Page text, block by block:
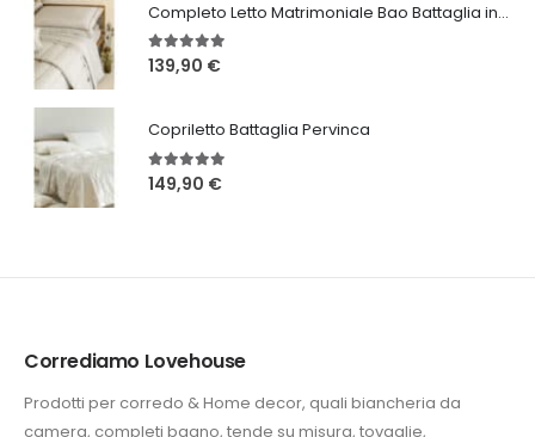
Completo Letto Matrimoniale Bao Battaglia in 3 varianti
5.00Su 5
139,90 €
Copriletto Battaglia Pervinca
5.00Su 5
149,90 €
Corrediamo Lovehouse
Prodotti per corredo & Home decor, quali biancheria da
camera, completi bagno, tende su misura, tovaglie,